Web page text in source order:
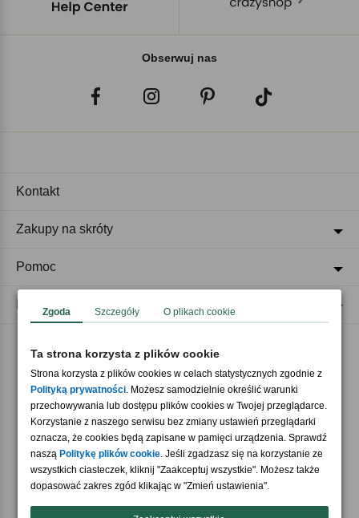
Obserwuj nas
Akceptujemy płatności
Nasi partnerzy
Kontakt
Zakupy na skróty
Pomoc
Zgoda Szczegóły O plikach cookie
Ta strona korzysta z plików cookie
Strona korzysta z plików cookies w celach statystycznych zgodnie z
Polityką prywatności. Możesz samodzielnie określić warunki
przechowywania lub dostępu plików cookies w Twojej przeglądarce.
Korzystanie z naszego serwisu bez zmiany ustawień przeglądarki
oznacza, że cookies będą zapisane w pamięci urządzenia. Sprawdź
naszą Politykę plików cookie. Jeśli zgadzasz się na korzystanie ze
wszystkich ciasteczek, kliknij "Zaakceptuj wszystkie". Możesz także
dopasować zakres zgód klikając w "Zmień ustawienia".